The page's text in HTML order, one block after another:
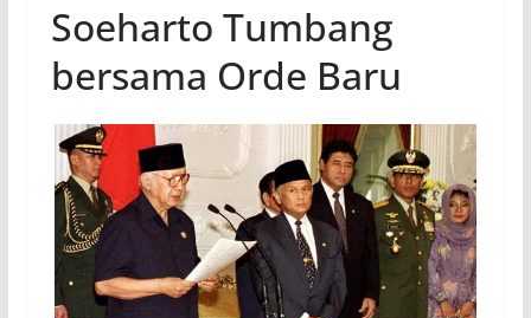
Soeharto Tumbang
bersama Orde Baru